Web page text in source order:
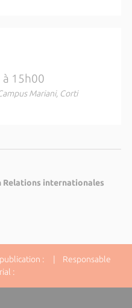
15h00
Mariani, Corti
Relations internationales
: | Responsable
: